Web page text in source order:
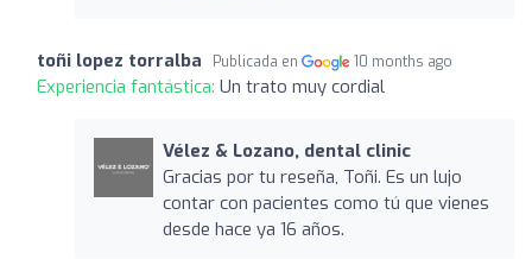
toñi lopez torralba Publicada en 10 months ago
Experiencia fantástica: Un trato muy cordial
Vélez & Lozano, dental clinic
Gracias por tu reseña, Toñi. Es un lujo
contar con pacientes como tú que vienes
desde hace ya 16 años.